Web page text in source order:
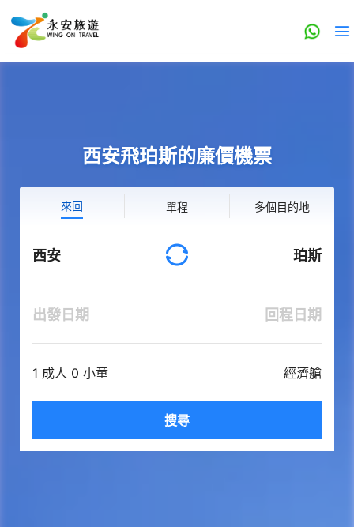
西安飛珀斯的廉價機票
來回 單程 多個目的地
西安 珀斯
出發日期 回程日期
1 成人 0 小童 經濟艙
搜尋